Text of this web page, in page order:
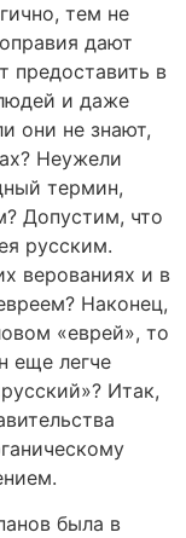
тем не
дают
предоставить в
и даже
они не знают,
Неужели
термин,
Допустим, что
русским.
верованиях и в
Наконец,
«еврей», то
еще легче
Итак,
была в